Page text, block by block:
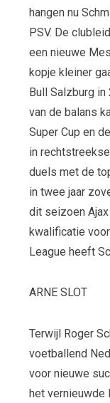
hangen nu
PSV. De
een nieuwe
kopje kleiner
Bull Salzburg
van de balans
Super Cup en
in
duels met de
in twee jaar
dit seizoen
kwalificatie
League heeft
ARNE SLOT
Terwijl Roger
voetballend
voor nieuwe
het vernieuwde